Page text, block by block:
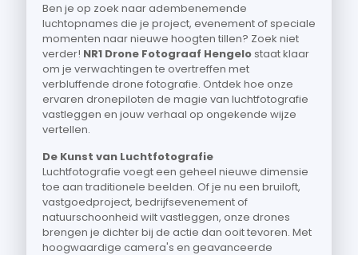
Ben je op zoek naar adembenemende
luchtopnames die je project, evenement of speciale
momenten naar nieuwe hoogten tillen? Zoek niet
verder! NR1 Drone Fotograaf Hengelostaat klaar
om je verwachtingen te overtreffen met
verbluffende drone fotografie. Ontdek hoe onze
ervaren dronepiloten de magie van luchtfotografie
vastleggen en jouw verhaal op ongekende wijze
vertellen.
De Kunst van Luchtfotografie
Luchtfotografie voegt een geheel nieuwe dimensie
toe aan traditionele beelden. Of je nu een bruiloft,
vastgoedproject, bedrijfsevenement of
natuurschoonheid wilt vastleggen, onze drones
brengen je dichter bij de actie dan ooit tevoren. Met
hoogwaardige camera's en geavanceerde